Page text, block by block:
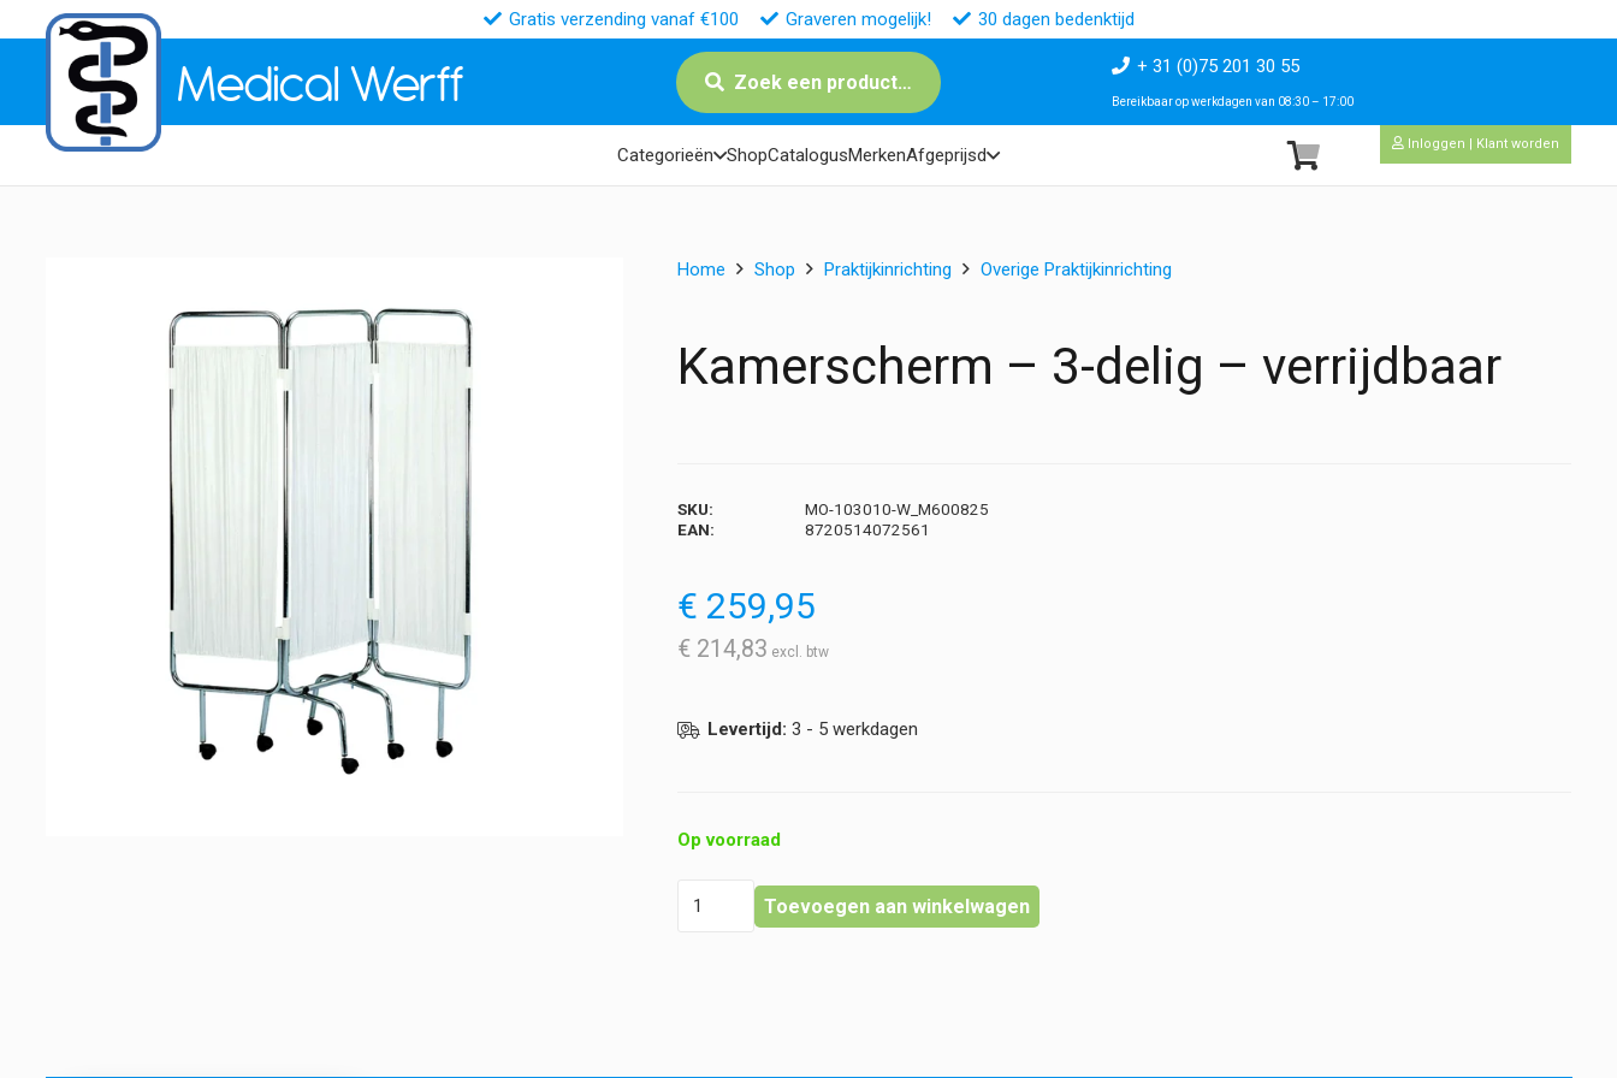
Gratis verzending vanaf €100 Graveren mogelijk! 30 dagen bedenktijd
MedicalWerff Zoek een product…
+ 31 (0)75 201 30 55
Bereikbaar op werkdagen van 08:30 – 17:00
Categorieën ShopCatalogusMerkenAfgeprijsd
Inloggen | Klant worden
Home Shop Praktijkinrichting Overige Praktijkinrichting
Kamerscherm – 3-delig – verrijdbaar
SKU:
MO-103010-W_M600825
EAN:
8720514072561
€ 259,95
€ 214,83
Levertijd:3 - 5 werkdagen
Op voorraad
Kamerscherm
Toevoegen aan winkelwagen